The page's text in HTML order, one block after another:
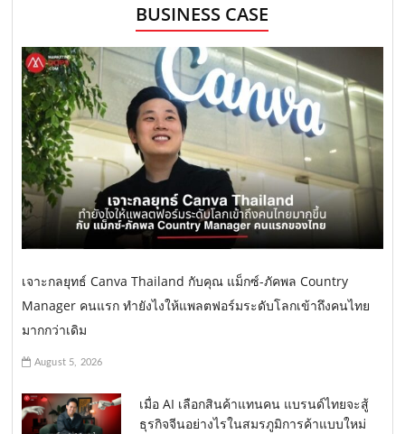
BUSINESS CASE
เจาะกลยุทธ์ Canva Thailand กับคุณ แม็กซ์-ภัคพล Country
Manager คนแรก ทำยังไงให้แพลตฟอร์มระดับโลกเข้าถึงคนไทย
มากกว่าเดิม
August 5, 2026
เมื่อ AI เลือกสินค้าแทนคน แบรนด์ไทยจะสู้
ธุรกิจจีนอย่างไรในสมรภูมิการค้าแบบใหม่